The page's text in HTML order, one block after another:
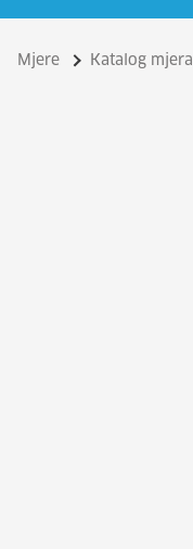
Mjere Katalog mjera